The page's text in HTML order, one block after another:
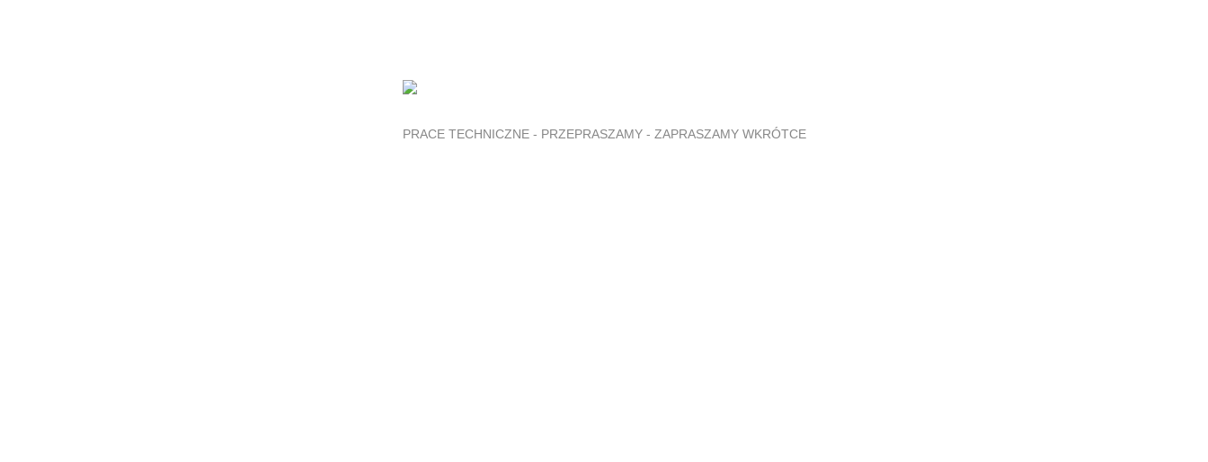
PRACE TECHNICZNE - PRZEPRASZAMY - ZAPRASZAMY WKRÓTCE